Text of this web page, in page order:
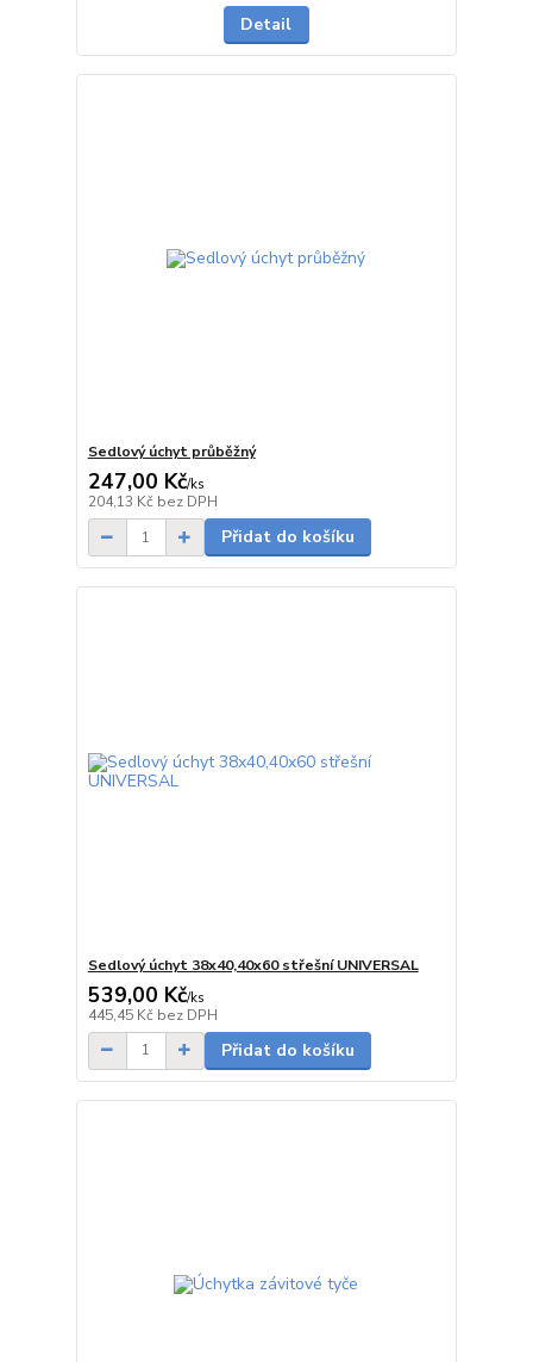
Detail
Sedlový úchyt průběžný
247,00 Kč/ks
204,13 Kč bez DPH
Přidat do košíku
Sedlový úchyt 38x40,40x60 střešní UNIVERSAL
539,00 Kč/ks
445,45 Kč bez DPH
Přidat do košíku